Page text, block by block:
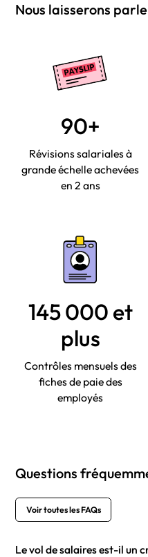
Nous laisserons
90+
Révisions salariales à
grande échelle achevées
en 2 ans
145 000 et
plus
Contrôles mensuels des
fiches de paie des
employés
Questions
Voir toutes les FAQs
Le vol de salaires est-il un